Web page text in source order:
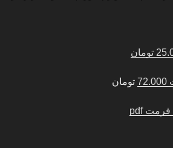
تومان